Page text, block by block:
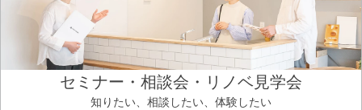
セミナー・相談会・リノベ見学会
知りたい、相談したい、体験したい